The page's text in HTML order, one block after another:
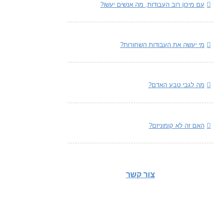
עם מיכון רוב העבודות, מה אנשים יעשו?
מי יעשה את העבודות השחורות?
מה לגבי טבע האדם?
האם זה לא קומוניזם?
צור קשר